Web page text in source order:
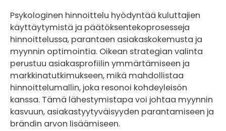
Psykologinen hinnoittelu hyödyntää kuluttajien
käyttäytymistä ja päätöksentekoprosesseja
hinnoittelussa, parantaen asiakaskokemusta ja
myynnin optimointia. Oikean strategian valinta
perustuu asiakasprofiilin ymmärtämiseen ja
markkinatutkimukseen, mikä mahdollistaa
hinnoittelumallin, joka resonoi kohdeyleisön
kanssa. Tämä lähestymistapa voi johtaa myynnin
kasvuun, asiakastyytyväisyyden parantamiseen ja
brändin arvon lisäämiseen.